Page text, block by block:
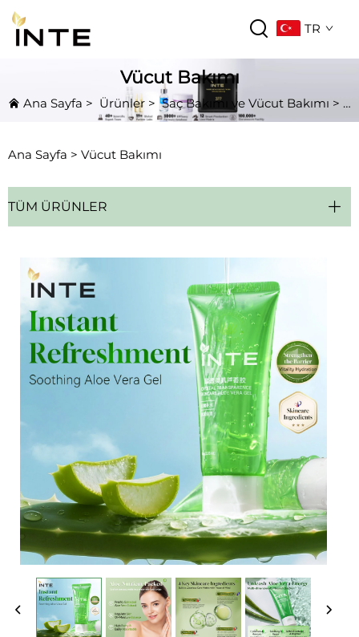
TR
Vücut Bakımı
Ana Sayfa > Ürünler >Saç Bakımı ve Vücut Bakımı >
Ana Sayfa > Vücut Bakımı
TÜM ÜRÜNLER